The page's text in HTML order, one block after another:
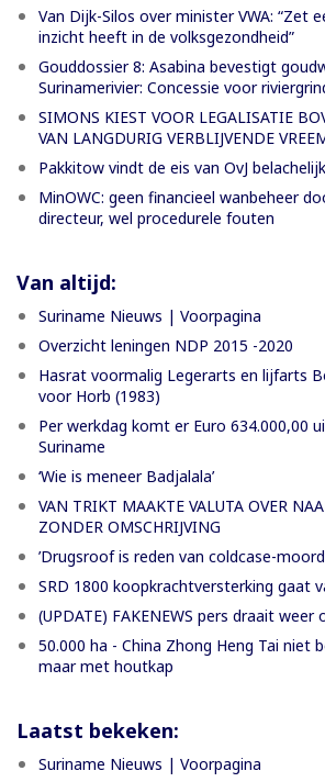
Van Dijk-Silos over minister VWA: “Zet
inzicht heeft in de volksgezondheid”
Gouddossier 8: Asabina bevestigt
Surinamerivier: Concessie voor
SIMONS KIEST VOOR LEGALISATIE
VAN LANGDURIG VERBLIJVENDE
Pakkitow vindt de eis van OvJ
MinOWC: geen financieel wanbeheer
directeur, wel procedurele fouten
Van altijd:
Suriname Nieuws | Voorpagina
Overzicht leningen NDP 2015 -2020
Hasrat voormalig Legerarts en lijfarts
voor Horb (1983)
Per werkdag komt er Euro 634.000,00
Suriname
‘Wie is meneer Badjalala’
VAN TRIKT MAAKTE VALUTA OVER
ZONDER OMSCHRIJVING
’Drugsroof is reden van coldcase-
SRD 1800 koopkrachtversterking gaat
(UPDATE) FAKENEWS pers draait
50.000 ha - China Zhong Heng Tai niet
maar met houtkap
Laatst bekeken:
Suriname Nieuws | Voorpagina